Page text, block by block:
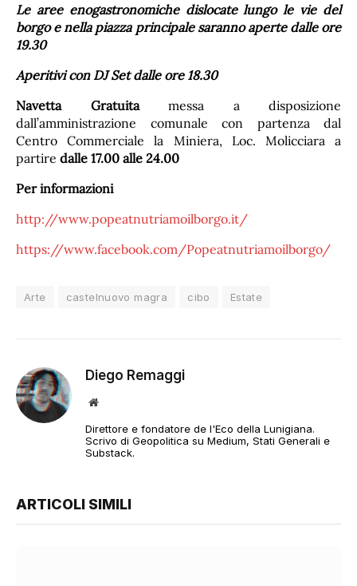
Le aree enogastronomiche dislocate lungo le vie del
borgo e nella piazza principale saranno aperte dalle ore
19.30
Aperitivi con DJ Set dalle ore 18.30
Navetta Gratuitamessa a disposizione
dall’amministrazione comunale con partenza dal
Centro Commerciale la Miniera, Loc. Molicciara a
partire dalle 17.00 alle 24.00
Per informazioni
http://www.popeatnutriamoilborgo.it/
https://www.facebook.com/Popeatnutriamoilborgo/
Arte castelnuovo magra cibo Estate
Diego Remaggi
Sito
Direttore e fondatore de l'Eco della Lunigiana.
Scrivo di Geopolitica su Medium, Stati Generali e
Substack.
ARTICOLI SIMILI